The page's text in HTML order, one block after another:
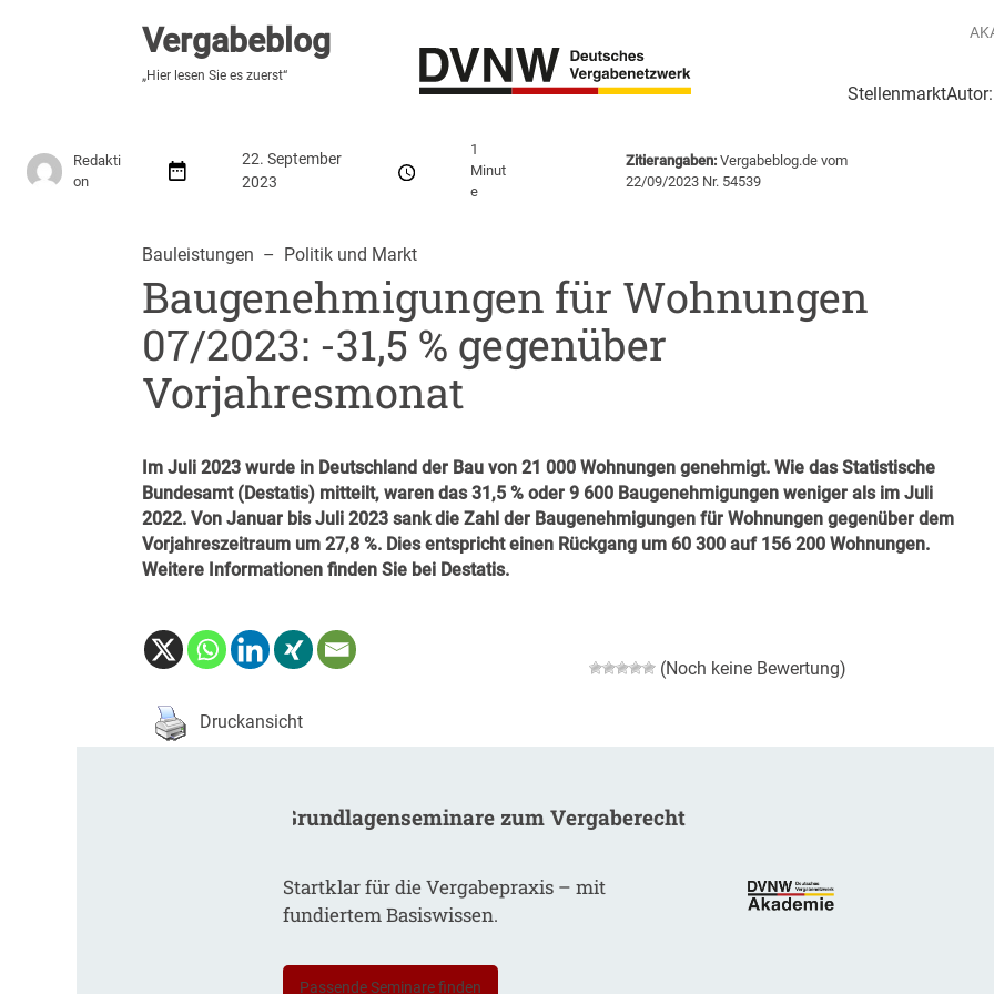
Vergabeblog
„Hier lesen Sie es zuerst“
Stellenmarkt
Vergabeblog
„Fundiert, praxisnah, kontrovers“
Redakti
on
22. September
2023
1
Minut
e
Zitierangaben:Vergabeblog.de vom
22/09/2023 Nr. 54539
Bauleistungen
  –
Politik und Markt
Baugenehmigungen für Wohnungen
07/2023: -31,5 % gegenüber
Vorjahresmonat
Im Juli 2023 wurde in Deutschland der Bau von 21 000 Wohnungen genehmigt. Wie das Statistische
Bundesamt (Destatis) mitteilt, waren das 31,5 % oder 9 600 Baugenehmigungen weniger als im Juli
2022. Von Januar bis Juli 2023 sank die Zahl der Baugenehmigungen für Wohnungen gegenüber dem
Vorjahreszeitraum um 27,8 %. Dies entspricht einen Rückgang um 60 300 auf 156 200 Wohnungen.
Weitere Informationen finden Sie bei Destatis.
(Noch keine Bewertung)
Druckansicht
Grundlagenseminare zum Vergaberecht
Startklar für die Vergabepraxis – mit
fundiertem Basiswissen.
Passende Seminare finden